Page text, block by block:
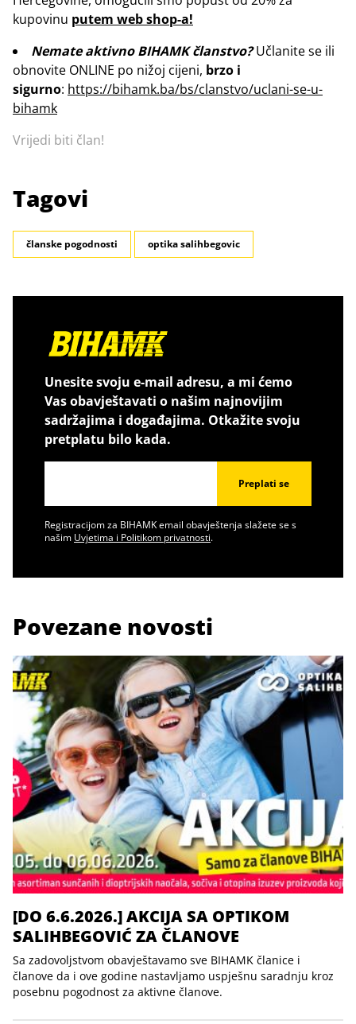
kupovinu putem webshop-a!
Nemate aktivno BIHAMK članstvo? Učlanite se ili
obnovite ONLINE po nižoj cijeni, brzo i
sigurno: https://bihamk.ba/bs/clanstvo/uclani-se-u-
bihamk
Vrijedi biti član!
Tagovi
članske pogodnosti optika salihbegovic
Unesite svoju e-mail adresu, a mi ćemo
Vas obavještavati o našim najnovijim
sadržajima i događajima. Otkažite svoju
pretplatu bilo kada.
Preplati se
Registracijom za BIHAMK email obavještenja slažete se s
našim Uvjetima i Politikom privatnosti.
Povezane novosti
[DO 6.6.2026.] AKCIJA SA OPTIKOM
SALIHBEGOVIĆ ZA ČLANOVE
Sa zadovoljstvom obavještavamo sve BIHAMK članice i
članove da i ove godine nastavljamo uspješnu saradnju kroz
posebnu pogodnost za aktivne članove.